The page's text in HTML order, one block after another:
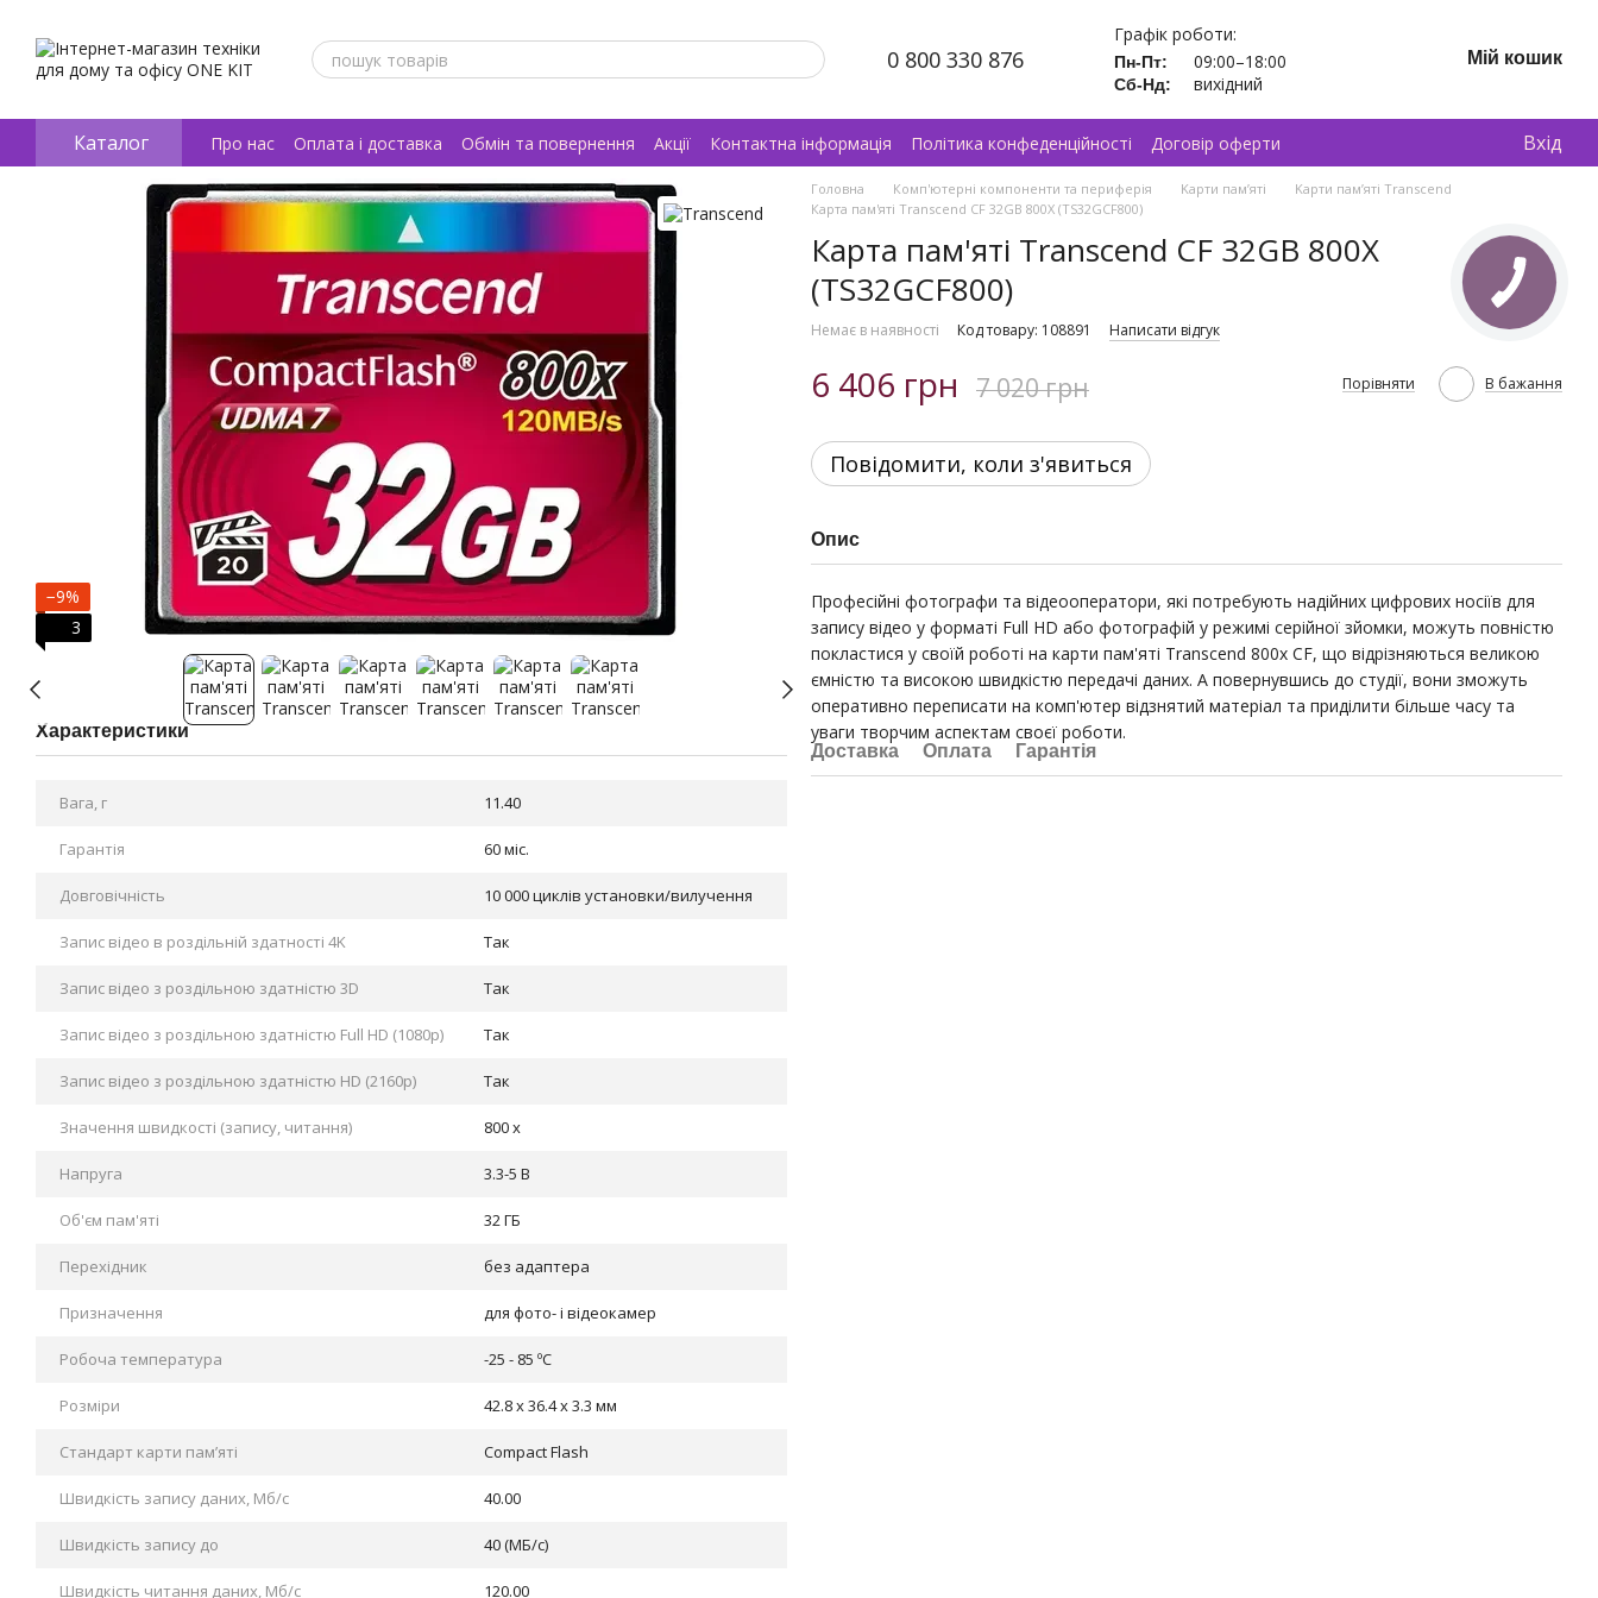
0 800 330 876
Графік роботи:
Пн-Пт: 09:00–18:00
Сб-Нд: вихідний
Мій кошик
Каталог Про нас Оплата і доставка Обмін та повернення Акції Контактна інформація Політика конфеденційності
Договір оферти
Відгуки про магазин
Вхід
−9%
3
Характеристики
Вага, г 11.40
Гарантія 60 міс.
Довговічність 10 000 циклів установки/вилучення
Запис відео в роздільній здатності 4K Так
Запис відео з роздільною здатністю 3D Так
Запис відео з роздільною здатністю Full HD (1080p) Так
Запис відео з роздільною здатністю HD (2160p) Так
Значення швидкості (запису, читання) 800 x
Напруга 3.3-5 В
Об'єм пам'яті 32 ГБ
Перехідник без адаптера
Призначення для фото- і відеокамер
Робоча температура -25 - 85 ºC
Розміри 42.8 x 36.4 x 3.3 мм
Стандарт карти пам’яті Compact Flash
Швидкість запису даних, Мб/с 40.00
Швидкість запису до 40 (МБ/с)
Швидкість читання даних, Мб/с 120.00
Головна Комп'ютерні компоненти та периферія Kарти пам’яті
Kарти пам’яті Transcend
Карта пам'яті Transcend CF 32GB 800X (TS32GCF800)
Карта пам'яті Transcend CF 32GB 800X
(TS32GCF800)
Немає в наявності Код товару: 108891 Написати відгук
6 406 грн 7 020 грн Порівняти В бажання
Повідомити, коли з'явиться
Опис
Професійні фотографи та відеооператори, які потребують надійних цифрових носіїв для
запису відео у форматі Full HD або фотографій у режимі серійної зйомки, можуть повністю
покластися у своїй роботі на карти пам'яті Transcend 800x CF, що відрізняються великою
ємністю та високою швидкістю передачі даних. А повернувшись до студії, вони зможуть
оперативно переписати на комп'ютер відзнятий матеріал та приділити більше часу та
уваги творчим аспектам своєї роботи.
Доставка Оплата Гарантія